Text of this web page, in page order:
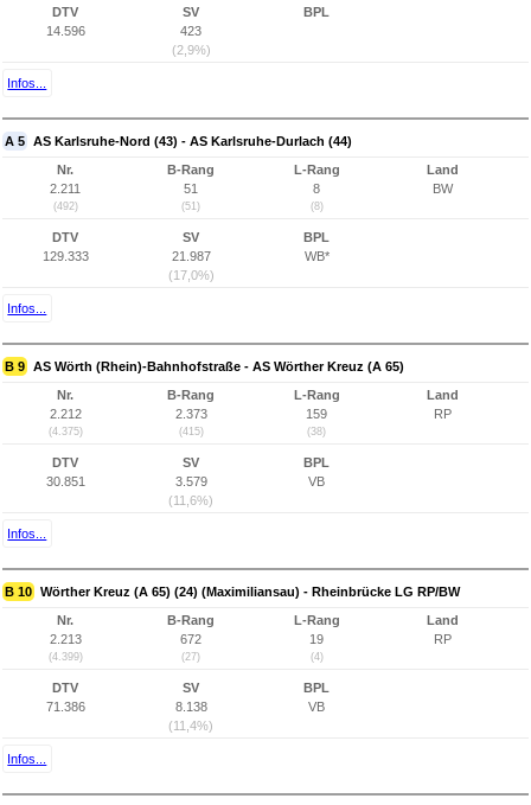
DTV
14.596
SV
423
(2,9%)
BPL
Infos...
A 5 AS Karlsruhe-Nord (43) - AS Karlsruhe-Durlach (44)
Nr.
2.211
(492)
B-Rang
51
(51)
L-Rang
8
(8)
Land
BW
DTV
129.333
SV
21.987
(17,0%)
BPL
WB*
Infos...
B 9 AS Wörth (Rhein)-Bahnhofstraße - AS Wörther Kreuz (A 65)
Nr.
2.212
(4.375)
B-Rang
2.373
(415)
L-Rang
159
(38)
Land
RP
DTV
30.851
SV
3.579
(11,6%)
BPL
VB
Infos...
B 10 Wörther Kreuz (A 65) (24) (Maximiliansau) - Rheinbrücke LG RP/BW
Nr.
2.213
(4.399)
B-Rang
672
(27)
L-Rang
19
(4)
Land
RP
DTV
71.386
SV
8.138
(11,4%)
BPL
VB
Infos...